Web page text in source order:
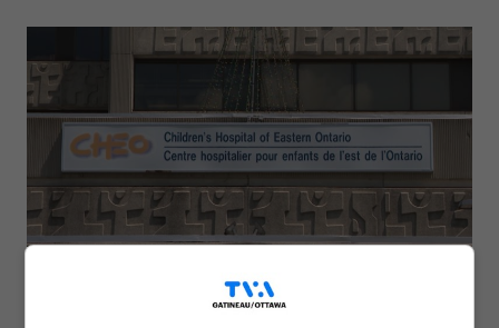
Coup dur pour la Fondation du CHEO : Un ex-employé est